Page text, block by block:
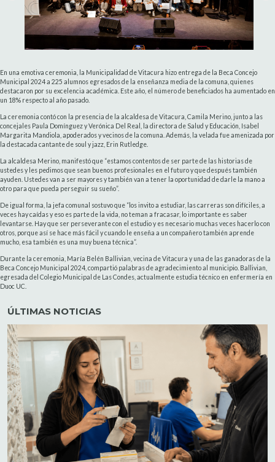
En una emotiva ceremonia, la Municipalidad de Vitacura hizo entrega de la Beca Concejo
Municipal 2024 a 225 alumnos egresados de la enseñanza media de la comuna, quienes
destacaron por su excelencia académica. Este año, el número de beneficiados ha aumentado en
un 18% respecto al año pasado.
La ceremonia contó con la presencia de la alcaldesa de Vitacura, Camila Merino, junto a las
concejales Paula Domínguez y Verónica Del Real, la directora de Salud y Educación, Isabel
Margarita Mandiola, apoderados y vecinos de la comuna. Además, la velada fue amenizada por
la destacada cantante de soul y jazz, Erin Rutledge.
La alcaldesa Merino, manifestó que “estamos contentos de ser parte de las historias de
ustedes y les pedimos que sean buenos profesionales en el futuro y que después también
ayuden. Ustedes van a ser mayores y también van a tener la oportunidad de darle la mano a
otro para que pueda perseguir su sueño”.
De igual forma, la jefa comunal sostuvo que “los invito a estudiar, las carreras son difíciles, a
veces hay caídas y eso es parte de la vida, no teman a fracasar, lo importante es saber
levantarse. Hay que ser perseverante con el estudio y es necesario muchas veces hacerlo con
otros, porque así se hace más fácil y cuando le enseña a un compañero también aprende
mucho, esa también es una muy buena técnica”.
Durante la ceremonia, María Belén Ballivian, vecina de Vitacura y una de las ganadoras de la
Beca Concejo Municipal 2024, compartió palabras de agradecimiento al municipio. Ballivian,
egresada del Colegio Municipal de Las Condes, actualmente estudia técnico en enfermería en
Duoc UC.
ÚLTIMAS NOTICIAS